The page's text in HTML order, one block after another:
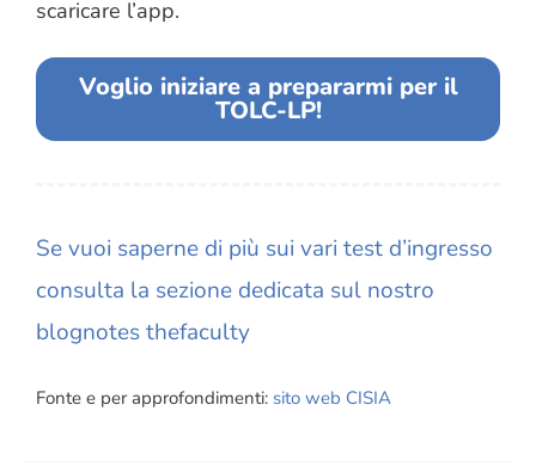
scaricare l’app.
Voglio iniziare a prepararmi per il
TOLC-LP!
Se vuoi saperne di più sui vari test d’ingresso
consulta la sezione dedicata sul nostro
blognotes thefaculty
Fonte e per approfondimenti: sito web CISIA